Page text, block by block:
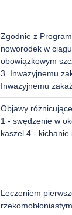
Zgodnie z
noworodek w
obowiązkowym
3. Inwazyjnemu
Inwazyjnemu
Objawy
1 - swędzenie w
kaszel 4 - kichanie
Leczeniem